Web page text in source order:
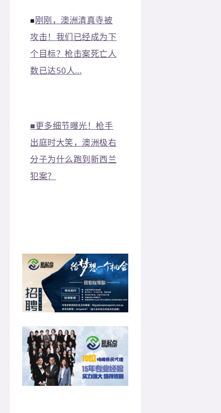
■刚刚，澳洲清真寺被
攻击！我们已经成为下
个目标？枪击案死亡人
数已达50人…
■更多细节曝光！枪手
出庭时大笑，澳洲极右
分子为什么跑到新西兰
犯案？